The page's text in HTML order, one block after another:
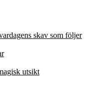
skav som följer
utsikt